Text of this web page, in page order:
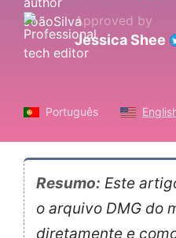
Approved by
Jessica Shee
Português
Resumo: Este
o arquivo DMG do
diretamente e